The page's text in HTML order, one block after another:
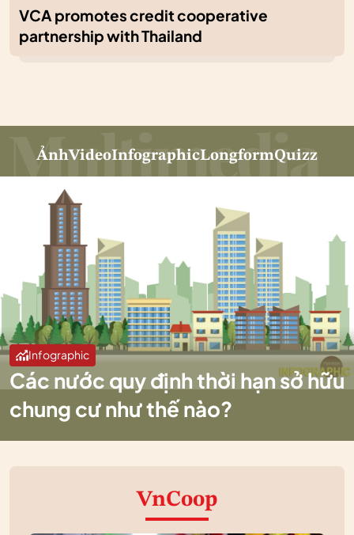
VCA promotes credit cooperative
partnership with Thailand
ẢnhVideoInfographicLongformQuizz
Infographic
Các nước quy định thời hạn sở hữu
chung cư như thế nào?
VnCoop